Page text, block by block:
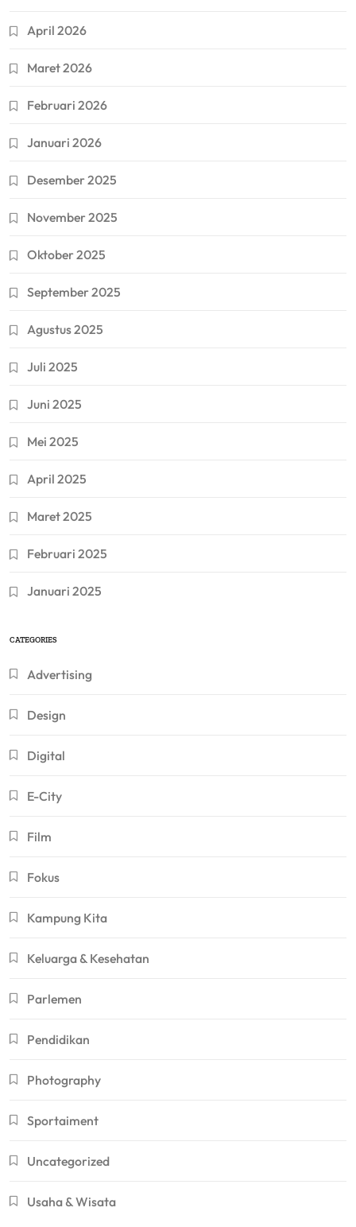
April 2026
Maret 2026
Februari 2026
Januari 2026
Desember 2025
November 2025
Oktober 2025
September 2025
Agustus 2025
Juli 2025
Juni 2025
Mei 2025
April 2025
Maret 2025
Februari 2025
Januari 2025
CATEGORIES
Advertising
Design
Digital
E-City
Film
Fokus
Kampung Kita
Keluarga & Kesehatan
Parlemen
Pendidikan
Photography
Sportaiment
Uncategorized
Usaha & Wisata